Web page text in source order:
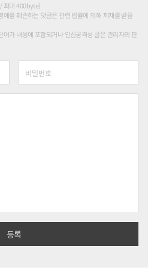
최대 400byte)
를 훼손하는 댓글은 관련 법률에 의해 제재를 받을
가 내용에 포함되거나 인신공격성 글은 관리자의 판